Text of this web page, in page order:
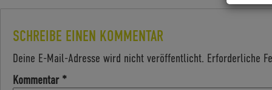
SCHREIBE EINEN KOMMENTAR
Deine E-Mail-Adresse wird nicht veröffentlicht. Erforderliche
Kommentar *